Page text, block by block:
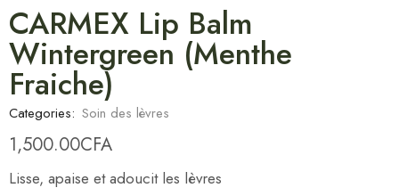
CARMEX Lip Balm
Wintergreen (Menthe
Fraiche)
Categories: Soin des lèvres
1,500.00CFA
Lisse, apaise et adoucit les lèvres